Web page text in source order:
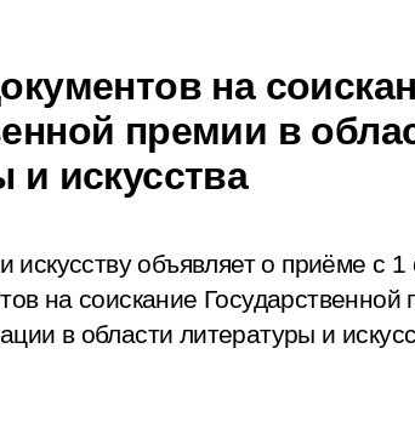
на
премии в
и искусства
искусству объявляет о приёме с 1
на соискание Государственной
в области литературы и